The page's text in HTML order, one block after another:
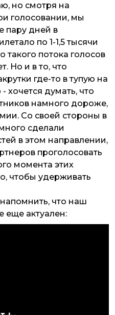
но смотря на
голосовании, мы
пару дней в
по 1-1,5 тысячи
такого потока голосов
Но и в то, что
где-то в тупую на
хочется думать, что
намного дороже,
Со своей стороны в
сделали
в этом направлении,
проголосовать
момента этих
чтобы удерживать
что наш
еще актуален: